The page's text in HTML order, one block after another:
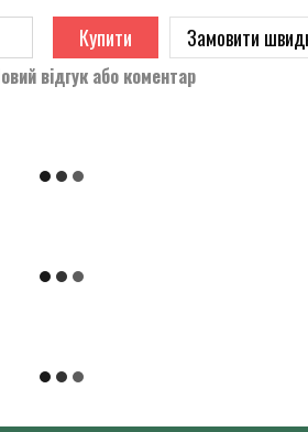
Купити Замовити
відгук або коментар